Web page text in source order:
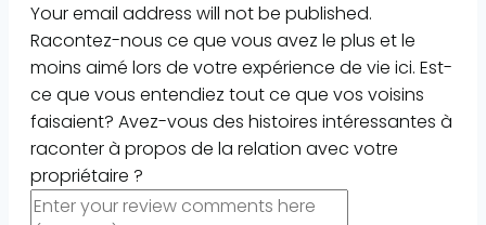
Your email address will not be published.
Racontez-nous ce que vous avez le plus et le
moins aimé lors de votre expérience de vie ici. Est-
ce que vous entendiez tout ce que vos voisins
faisaient? Avez-vous des histoires intéressantes à
raconter à propos de la relation avec votre
propriétaire ?